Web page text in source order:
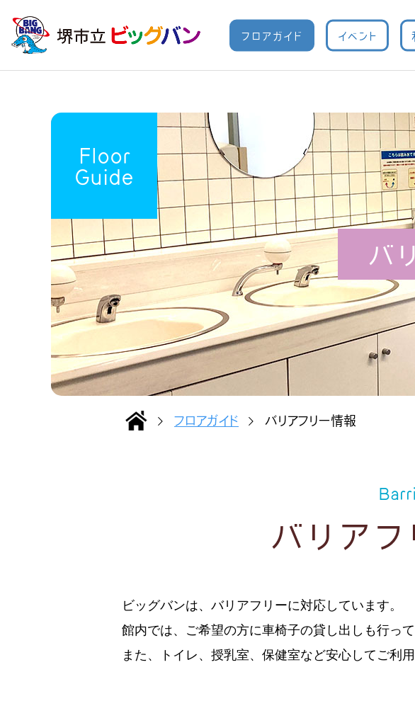
フロアガイド イベント
バ
Floor
Guide
フロアガイド バリアフリー情報
バリア
ビッグバンは、バリアフリーに対応しています。
館内では、ご希望の方に車椅子の貸し出しも行っ
また、トイレ、授乳室、保健室など安心してご利